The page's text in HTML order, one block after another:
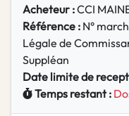
Acheteur :CCI
Référence : N°
Légale de
Suppléan
Date limite de
Temps restant :